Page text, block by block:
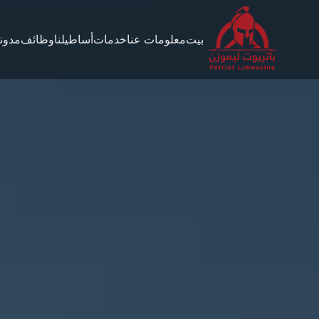
بيتمعلومات عناخدماتأساطيلناوظائف